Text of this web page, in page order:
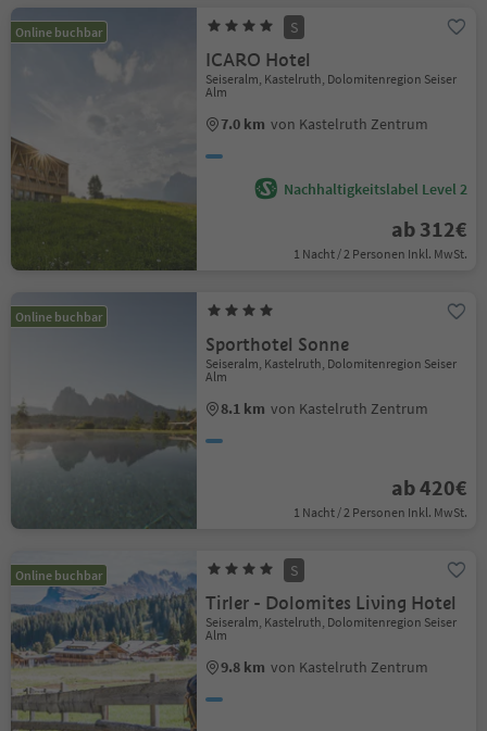
Online buchbar S
ICARO Hotel
Seiseralm, Kastelruth, Dolomitenregion Seiser
Alm
7.0 km von Kastelruth Zentrum
Nachhaltigkeitslabel Level 2
ab 312€
1 Nacht / 2 Personen Inkl. MwSt.
Online buchbar
Sporthotel Sonne
Seiseralm, Kastelruth, Dolomitenregion Seiser
Alm
8.1 km von Kastelruth Zentrum
ab 420€
1 Nacht / 2 Personen Inkl. MwSt.
Online buchbar S
Tirler - Dolomites Living Hotel
Seiseralm, Kastelruth, Dolomitenregion Seiser
Alm
9.8 km von Kastelruth Zentrum